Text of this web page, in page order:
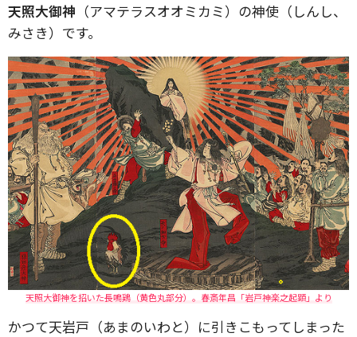
天照大御神 （アマテラスオオミカミ）の神使（しんし、
みさき）です。
天照大御神を招いた長鳴鶏（黄色丸部分）。春斎年昌「岩戸神楽之起顕」より
かつて天岩戸（あまのいわと）に引きこもってしまった